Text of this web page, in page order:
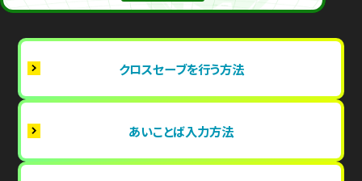
クロスセーブを行う方法
あいことば入力方法